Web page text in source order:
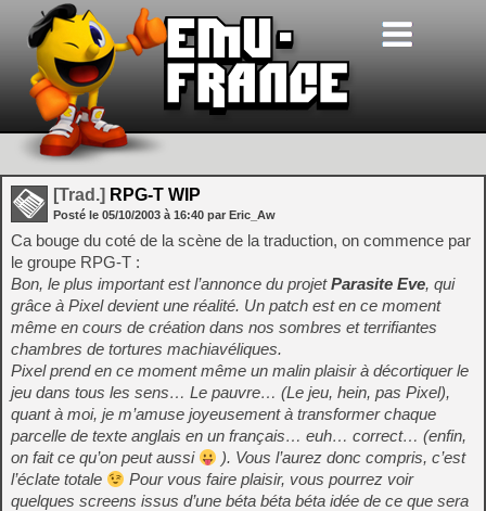
[Trad.] RPG-T WIP
Posté le 05/10/2003 à 16:40 par Eric_Aw
Ca bouge du coté de la scène de la traduction, on commence par
le groupe RPG-T :
Bon, le plus important est l’annonce du projetParasite Eve, qui
grâce à Pixel devient une réalité. Un patch est en ce moment
même en cours de création dans nos sombres et terrifiantes
chambres de tortures machiavéliques.
Pixel prend en ce moment même un malin plaisir à décortiquer le
jeu dans tous les sens… Le pauvre… (Le jeu, hein, pas Pixel),
quant à moi, je m’amuse joyeusement à transformer chaque
parcelle de texte anglais en un français… euh… correct… (enfin,
on fait ce qu’on peut aussi
). Vous l’aurez donc compris, c’est
l’éclate totale
Pour vous faire plaisir, vous pourrez voir
quelques screens issus d’une béta béta béta idée de ce que sera